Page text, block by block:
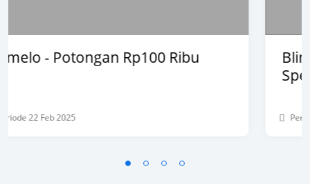
Blink Beauty Clinic - Diskon 25% &
Periode 27 Mar 2025 - 31 Agt 2026